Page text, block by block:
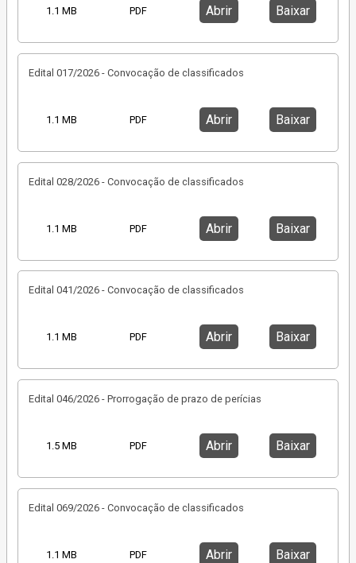
1.1 MB PDF Abrir Baixar
Edital 017/2026 - Convocação de classificados
1.1 MB PDF Abrir Baixar
Edital 028/2026 - Convocação de classificados
1.1 MB PDF Abrir Baixar
Edital 041/2026 - Convocação de classificados
1.1 MB PDF Abrir Baixar
Edital 046/2026 - Prorrogação de prazo de perícias
1.5 MB PDF Abrir Baixar
Edital 069/2026 - Convocação de classificados
1.1 MB PDF Abrir Baixar